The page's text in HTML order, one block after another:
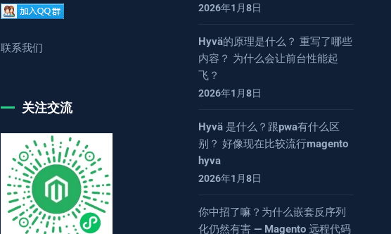
联系我们
关注交流
2026年1月8日
Hyvä的原理是什么？ 重写了哪些
内容？ 为什么会让前台性能起
飞？
2026年1月8日
Hyvä 是什么？跟pwa有什么区
别？ 好像现在比较流行magento
hyva
2026年1月8日
你中招了嘛？为什么嵌套反序列
化仍然有害 — Magento 远程代码